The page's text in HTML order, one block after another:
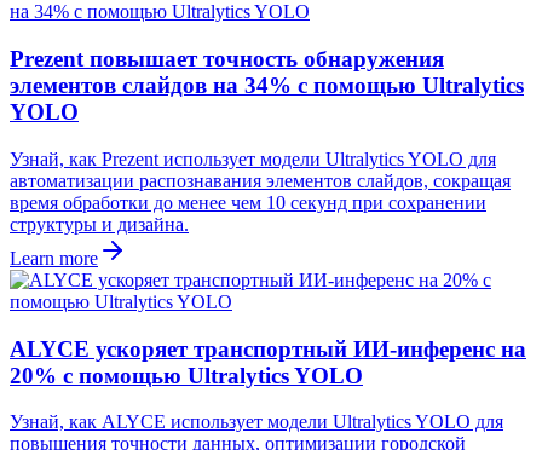
Prezent повышает точность обнаружения
элементов слайдов на 34% с помощью Ultralytics
YOLO
Узнай, как Prezent использует модели Ultralytics YOLO для
автоматизации распознавания элементов слайдов, сокращая
время обработки до менее чем 10 секунд при сохранении
структуры и дизайна.
Learn more
ALYCE ускоряет транспортный ИИ-инференс на
20% с помощью Ultralytics YOLO
Узнай, как ALYCE использует модели Ultralytics YOLO для
повышения точности данных, оптимизации городской